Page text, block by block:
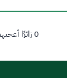
0 زائرًا أعجبهم محتوى الصفحة من أصل 0 مشاركة